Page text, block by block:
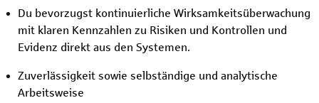
Du bevorzugst kontinuierliche Wirksamkeitsüberwachung
mit klaren Kennzahlen zu Risiken und Kontrollen und
Evidenz direkt aus den Systemen.
Zuverlässigkeit sowie selbständige und analytische
Arbeitsweise